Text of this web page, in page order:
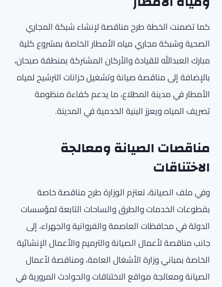
كما تضمنت الخطة طرح مناقصة لإنشاء شبكة المجاري
الصحية وشبكة مجاري مياه الأمطار الخاصة بمشروع كلية
مبارك العبدالله للقيادة والأركان المشتركة بمنطقة صبحان،
بالإضافة إلى مناقصة صيانة وتشغيل خزانات الترشيح لمياه
الأمطار في مدينة المطلاع، ما يدعم كفاءة منظومة
تصريف المياه ويعزز البنية الخدمية في المدينة.
مناقصات الصيانة ومعالجة
الاختناقات
وفي ملف الصيانة، تعتزم الوزارة طرح مناقصة خاصة
بقطوعات الخدمات والطرق والساحات التابعة لمؤسسات
الدولة في محافظات العاصمة والفروانية والجهراء، إلى
جانب مناقصة لأعمال الصيانة والترميم والأعمال الإنشائية
الخاصة بمباني وزارة الأشغال العامة، ومناقصة لأعمال
الصيانة ومعالجة مواقع الاختناقات والحوادث المرورية في